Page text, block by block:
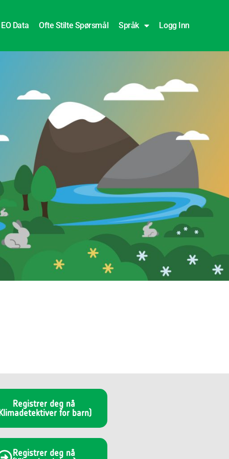
EO Data Ofte Stilte Spørsmål Språk Logg Inn
Registrer deg nå
for barn)
Registrer deg nå